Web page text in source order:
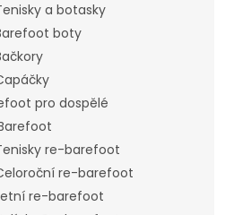
a botasky
boty
pro dospělé
re-barefoot
re-barefoot
re-barefoot